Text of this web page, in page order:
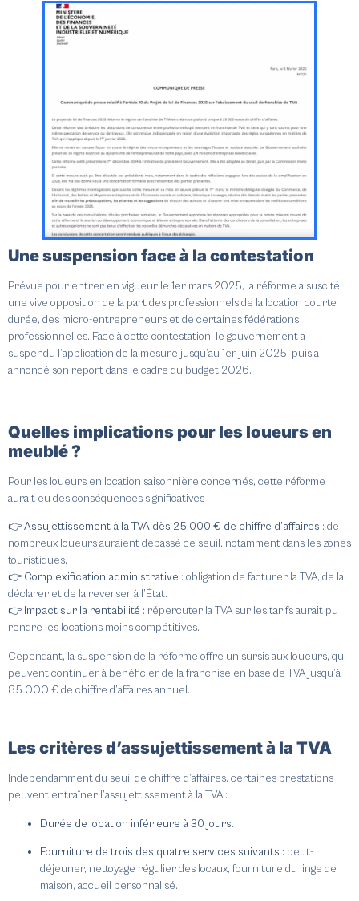
Une suspension face à la contestation
Prévue pour entrer en vigueur le 1er mars 2025, la réforme a suscité
une vive opposition de la part des professionnels de la location courte
durée, des micro-entrepreneurs et de certaines fédérations
professionnelles. Face à cette contestation, le gouvernement a
suspendu l’application de la mesure jusqu’au 1er juin 2025, puis a
annoncé son report dans le cadre du budget 2026.
Quelles implications pour les loueurs en
meublé ?
Pour les loueurs en location saisonnière concernés, cette réforme
aurait eu des conséquences significatives
👉Assujettissement à la TVA dès 25 000 € de chiffre d’affaires : de
nombreux loueurs auraient dépassé ce seuil, notamment dans les zones
touristiques.
👉 Complexification administrative : obligation de facturer la TVA, de la
déclarer et de la reverser à l’État.
👉 Impact sur la rentabilité : répercuter la TVA sur les tarifs aurait pu
rendre les locations moins compétitives.
Cependant, la suspension de la réforme offre un sursis aux loueurs, qui
peuvent continuer à bénéficier de la franchise en base de TVA jusqu’à
85 000 € de chiffre d’affaires annuel.
Les critères d’assujettissement à la TVA
Indépendamment du seuil de chiffre d’affaires, certaines prestations
peuvent entraîner l’assujettissement à la TVA :
Durée de location inférieure à 30 jours.
Fourniture de trois des quatre services suivants : petit-
déjeuner, nettoyage régulier des locaux, fourniture du linge de
maison, accueil personnalisé.